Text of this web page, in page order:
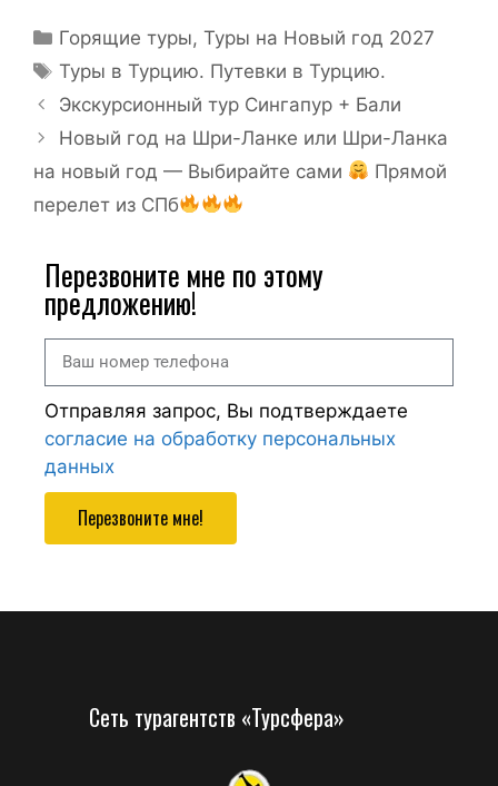
Горящие туры,Туры на Новый год 2027
Туры в Турцию. Путевки в Турцию.
Экскурсионный тур Сингапур + Бали
Новый год на Шри-Ланке или Шри-Ланка
на новый год — Выбирайте сами
Прямой
перелет из СПб
Перезвоните мне по этому
предложению!
Отправляя запрос, Вы подтверждаете
согласие на обработку персональных
данных
Перезвоните мне!
Сеть турагентств «Турсфера»